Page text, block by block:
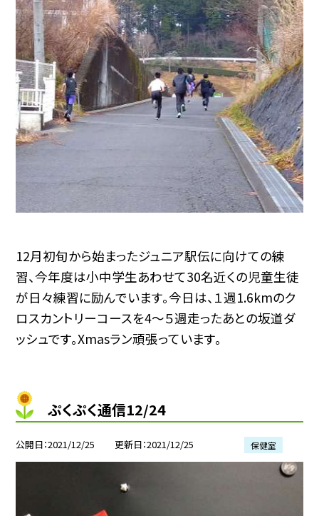
12月初旬から始まったジュニア駅伝に向けての練
習、今年度は小中学生あわせて30名近くの児童生徒
が日々練習に励んでいます。今日は、１週1.6kmのク
ロスカントリーコースを4〜５週走ったあとの坂道ダ
ッシュです。Xmasラン頑張っています。
ぷくぷく通信12/24
公開日 2021/12/25 更新日 2021/12/25 保健室